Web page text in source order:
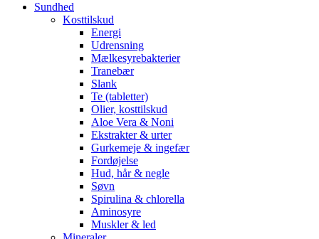
Sundhed
Kosttilskud
Energi
Udrensning
Mælkesyrebakterier
Tranebær
Slank
Te (tabletter)
Olier, kosttilskud
Aloe Vera & Noni
Ekstrakter & urter
Gurkemeje & ingefær
Fordøjelse
Hud, hår & negle
Søvn
Spirulina & chlorella
Aminosyre
Muskler & led